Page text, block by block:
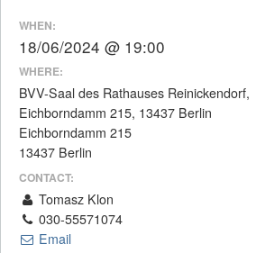
WHEN:
18/06/2024 @ 19:00
WHERE:
BVV-Saal des Rathauses Reinickendorf,
Eichborndamm 215, 13437 Berlin
Eichborndamm 215
13437 Berlin
CONTACT:
Tomasz Klon
030-55571074
Email